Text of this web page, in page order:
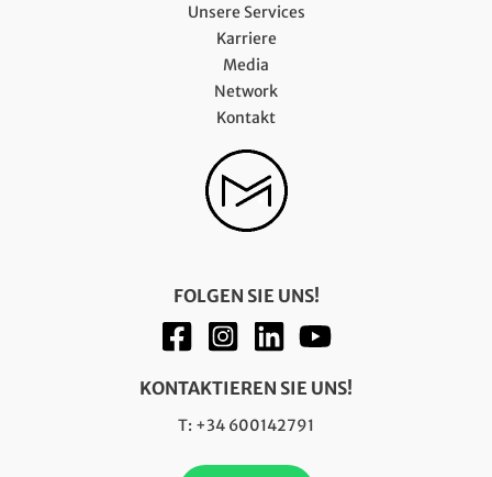
Unsere Services
Karriere
Media
Network
Kontakt
FOLGEN SIE UNS!
KONTAKTIEREN SIE UNS!
T: +34 600142791